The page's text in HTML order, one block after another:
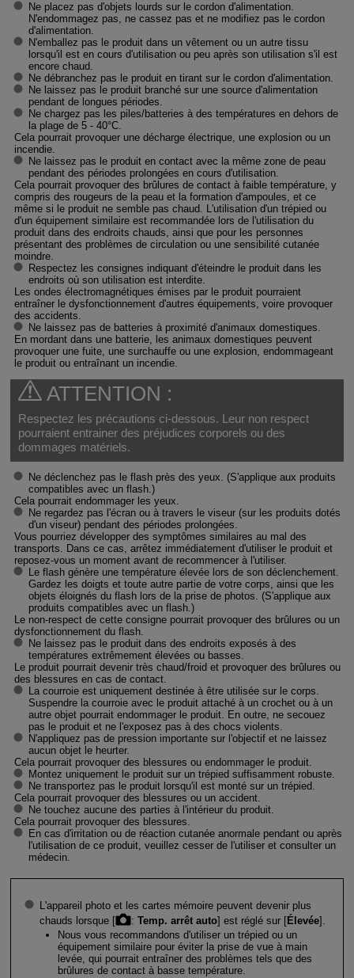
Ne placez pas d'objets lourds sur le cordon d'alimentation.
N'endommagez pas, ne cassez pas et ne modifiez pas le cordon
d'alimentation.
N'emballez pas le produit dans un vêtement ou un autre tissu
lorsqu'il est en cours d'utilisation ou peu après son utilisation s'il est
encore chaud.
Ne débranchez pas le produit en tirant sur le cordon d'alimentation.
Ne laissez pas le produit branché sur une source d'alimentation
pendant de longues périodes.
Ne chargez pas les piles/batteries à des températures en dehors de
la plage de 5 - 40°C.
Cela pourrait provoquer une décharge électrique, une explosion ou un
incendie.
Ne laissez pas le produit en contact avec la même zone de peau
pendant des périodes prolongées en cours d'utilisation.
Cela pourrait provoquer des brûlures de contact à faible température, y
compris des rougeurs de la peau et la formation d'ampoules, et ce
même si le produit ne semble pas chaud. L'utilisation d'un trépied ou
d'un équipement similaire est recommandée lors de l'utilisation du
produit dans des endroits chauds, ainsi que pour les personnes
présentant des problèmes de circulation ou une sensibilité cutanée
moindre.
Respectez les consignes indiquant d'éteindre le produit dans les
endroits où son utilisation est interdite.
Les ondes électromagnétiques émises par le produit pourraient
entraîner le dysfonctionnement d'autres équipements, voire provoquer
des accidents.
Ne laissez pas de batteries à proximité d'animaux domestiques.
En mordant dans une batterie, les animaux domestiques peuvent
provoquer une fuite, une surchauffe ou une explosion, endommageant
le produit ou entraînant un incendie.
ATTENTION :
Respectez les précautions ci-dessous. Leur non respect
pourraient entrainer des préjudices corporels ou des
dommages matériels.
Ne déclenchez pas le flash près des yeux. (S'applique aux produits
compatibles avec un flash.)
Cela pourrait endommager les yeux.
Ne regardez pas l'écran ou à travers le viseur (sur les produits dotés
d'un viseur) pendant des périodes prolongées.
Vous pourriez développer des symptômes similaires au mal des
transports. Dans ce cas, arrêtez immédiatement d'utiliser le produit et
reposez-vous un moment avant de recommencer à l'utiliser.
Le flash génère une température élevée lors de son déclenchement.
Gardez les doigts et toute autre partie de votre corps, ainsi que les
objets éloignés du flash lors de la prise de photos. (S'applique aux
produits compatibles avec un flash.)
Le non-respect de cette consigne pourrait provoquer des brûlures ou un
dysfonctionnement du flash.
Ne laissez pas le produit dans des endroits exposés à des
températures extrêmement élevées ou basses.
Le produit pourrait devenir très chaud/froid et provoquer des brûlures ou
des blessures en cas de contact.
La courroie est uniquement destinée à être utilisée sur le corps.
Suspendre la courroie avec le produit attaché à un crochet ou à un
autre objet pourrait endommager le produit. En outre, ne secouez
pas le produit et ne l'exposez pas à des chocs violents.
N'appliquez pas de pression importante sur l'objectif et ne laissez
aucun objet le heurter.
Cela pourrait provoquer des blessures ou endommager le produit.
Montez uniquement le produit sur un trépied suffisamment robuste.
Ne transportez pas le produit lorsqu'il est monté sur un trépied.
Cela pourrait provoquer des blessures ou un accident.
Ne touchez aucune des parties à l'intérieur du produit.
Cela pourrait provoquer des blessures.
En cas d'irritation ou de réaction cutanée anormale pendant ou après
l'utilisation de ce produit, veuillez cesser de l'utiliser et consulter un
médecin.
L'appareil photo et les cartes mémoire peuvent devenir plus
chauds lorsque [
: Temp. arrêt auto] est réglé sur [Élevée].
Nous vous recommandons d'utiliser un trépied ou un
équipement similaire pour éviter la prise de vue à main
levée, qui pourrait entraîner des problèmes tels que des
brûlures de contact à basse température.